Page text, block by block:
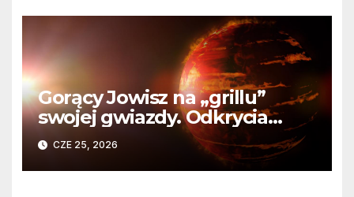
Gorący Jowisz na „grillu”
swojej gwiazdy. Odkrycia
Teleskopu Webba o HD
80606 b
CZE 25, 2026